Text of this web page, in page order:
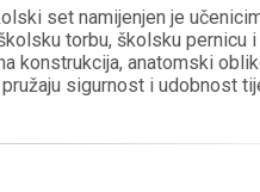
set namijenjen je
torbu, školsku pernicu
konstrukcija, anatomski
sigurnost i udobnost